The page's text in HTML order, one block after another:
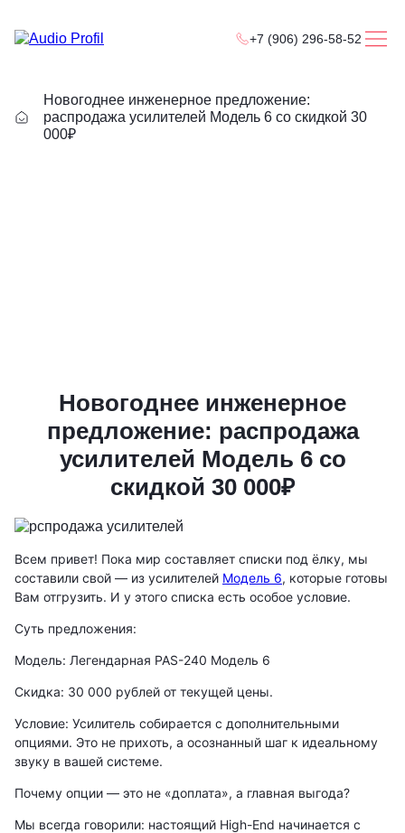
+7 (906) 296-58-52
Новогоднее инженерное предложение:
распродажа усилителей Модель 6 со скидкой 30
000₽
Новогоднее инженерное
предложение: распродажа
усилителей Модель 6 со
скидкой 30 000₽
Всем привет! Пока мир составляет списки под ёлку, мы
составили свой — из усилителей Модель 6, которые готовы
Вам отгрузить. И у этого списка есть особое условие.
Суть предложения:
Модель: Легендарная PAS-240 Модель 6
Скидка: 30 000 рублей от текущей цены.
Условие: Усилитель собирается с дополнительными
опциями. Это не прихоть, а осознанный шаг к идеальному
звуку в вашей системе.
Почему опции — это не «доплата», а главная выгода?
Мы всегда говорили: настоящий High-End начинается с